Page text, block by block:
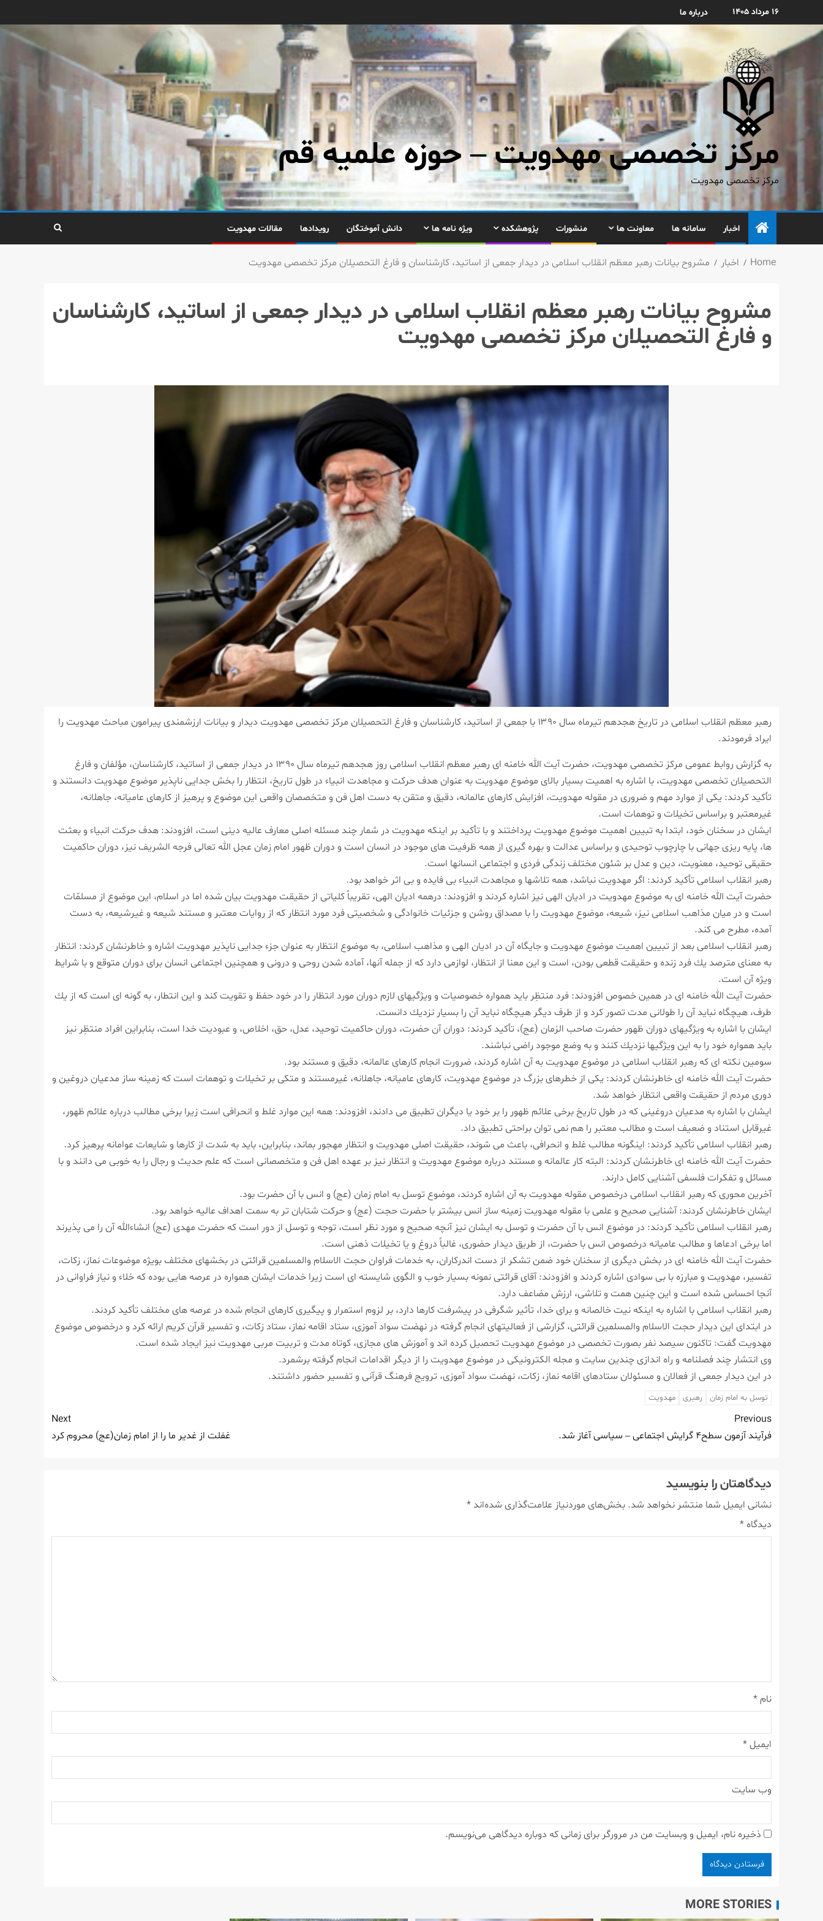
۱۶ مرداد ۱۴۰۵ درباره ما
مرکز تخصصی مهدویت – حوزه علمیه قم
مرکز تخصصی مهدویت
اخبار سامانه ها معاونت ها منشورات پژوهشکده ویژه نامه ها دانش آموختگان رویدادها مقالات مهدویت
Home اخبار مشروح بیانات رهبر معظم انقلاب اسلامی در دیدار جمعی از اساتید، كارشناسان و فارغ التحصیلان مركز تخصصی مهدویت
مشروح بیانات رهبر معظم انقلاب اسلامی در دیدار جمعی از اساتید، كارشناسان
و فارغ التحصیلان مركز تخصصی مهدویت
رهبر معظم انقلاب اسلامی در تاریخ هجدهم تیرماه سال ۱۳۹۰ با جمعی از اساتید، كارشناسان و فارغ التحصیلان مركز تخصصی مهدویت دیدار و بیانات ارزشمندی پیرامون مباحث مهدویت را
ایراد فرمودند.
به گزارش روابط عمومی مركز تخصصی مهدویت، حضرت آیت الله خامنه ای رهبر معظم انقلاب اسلامی روز هجدهم تیرماه سال ۱۳۹۰ در دیدار جمعی از اساتید، كارشناسان، مؤلفان و فارغ
التحصیلان تخصصی مهدویت، با اشاره به اهمیت بسیار بالای موضوع مهدویت به عنوان هدف حركت و مجاهدت انبیاء در طول تاریخ، انتظار را بخش جدایی ناپذیر موضوع مهدویت دانستند و
تأكید كردند: یكی از موارد مهم و ضروری در مقوله مهدویت، افزایش كارهای عالمانه، دقیق و متقن به دست اهل فن و متخصصان واقعی این موضوع و پرهیز از كارهای عامیانه، جاهلانه،
غیرمعتبر و براساس تخیلات و توهمات است.
ایشان در سخنان خود، ابتدا به تبیین اهمیت موضوع مهدویت پرداختند و با تأكید بر اینكه مهدویت در شمار چند مسئله اصلی معارف عالیه دینی است، افزودند: هدف حركت انبیاء و بعثت
ها، پایه ریزی جهانی با چارچوب توحیدی و براساس عدالت و بهره گیری از همه ظرفیت های موجود در انسان است و دوران ظهور امام زمان عجل الله تعالی فرجه الشریف نیز، دوران حاكمیت
حقیقی توحید، معنویت، دین و عدل بر شئون مختلف زندگی فردی و اجتماعی انسانها است.
رهبر انقلاب اسلامی تأكید كردند: اگر مهدویت نباشد، همه تلاشها و مجاهدت انبیاء بی فایده و بی اثر خواهد بود.
حضرت آیت الله خامنه ای به موضوع مهدویت در ادیان الهی نیز اشاره كردند و افزودند: درهمه ادیان الهی، تقریباً كلیاتی از حقیقت مهدویت بیان شده اما در اسلام، این موضوع از مسلمّات
است و در میان مذاهب اسلامی نیز، شیعه، موضوع مهدویت را با مصداق روشن و جزئیات خانوادگی و شخصیتی فرد مورد انتظار كه از روایات معتبر و مستند شیعه و غیرشیعه، به دست
آمده، مطرح می كند.
رهبر انقلاب اسلامی بعد از تبیین اهمیت موضوع مهدویت و جایگاه آن در ادیان الهی و مذاهب اسلامی، به موضوع انتظار به عنوان جزء جدایی ناپذیر مهدویت اشاره و خاطرنشان كردند: انتظار
به معنای مترصد یك فرد زنده و حقیقت قطعی بودن، است و این معنا از انتظار، لوازمی دارد كه از جمله آنها، آماده شدن روحی و درونی و همچنین اجتماعی انسان برای دوران متوقع و با شرایط
ویژه آن است.
حضرت آیت الله خامنه ای در همین خصوص افزودند: فرد منتظِر باید همواره خصوصیات و ویژگیهای لازم دوران مورد انتظار را در خود حفظ و تقویت كند و این انتطار، به گونه ای است كه از یك
طرف، هیچگاه نباید آن را طولانی مدت تصور كرد و از طرف دیگر هیچگاه نباید آن را بسیار نزدیك دانست.
ایشان با اشاره به ویژگیهای دوران ظهور حضرت صاحب الزمان (عج)، تأكید كردند: دوران آن حضرت، دوران حاكمیت توحید، عدل، حق، اخلاص، و عبودیت خدا است، بنابراین افراد منتظِر نیز
باید همواره خود را به این ویژگیها نزدیك كنند و به وضع موجود راضی نباشند.
سومین نكته ای كه رهبر انقلاب اسلامی در موضوع مهدویت به آن اشاره كردند، ضرورت انجام كارهای عالمانه، دقیق و مستند بود.
حضرت آیت الله خامنه ای خاطرنشان كردند: یكی از خطرهای بزرگ در موضوع مهدویت، كارهای عامیانه، جاهلانه، غیرمستند و متكی بر تخیلات و توهمات است كه زمینه ساز مدعیان دروغین و
دوری مردم از حقیقت واقعی انتظار خواهد شد.
ایشان با اشاره به مدعیان دروغینی كه در طول تاریخ برخی علائم ظهور را بر خود یا دیگران تطبیق می دادند، افزودند: همه این موارد غلط و انحرافی است زیرا برخی مطالب درباره علائم ظهور،
غیرقابل استناد و ضعیف است و مطالب معتبر را هم نمی توان براحتی تطبیق داد.
رهبر انقلاب اسلامی تأكید كردند: اینگونه مطالب غلط و انحرافی، باعث می شوند، حقیقت اصلی مهدویت و انتظار مهجور بماند، بنابراین، باید به شدت از كارها و شایعات عوامانه پرهیز كرد.
حضرت آیت الله خامنه ای خاطرنشان كردند: البته كار عالمانه و مستند درباره موضوع مهدویت و انتظار نیز بر عهده اهل فن و متخصصانی است كه علم حدیث و رجال را به خوبی می دانند و با
مسائل و تفكرات فلسفی آشنایی كامل دارند.
آخرین محوری كه رهبر انقلاب اسلامی درخصوص مقوله مهدویت به آن اشاره كردند، موضوع توسل به امام زمان (عج) و انس با آن حضرت بود.
ایشان خاطرنشان كردند: آشنایی صحیح و علمی با مقوله مهدویت زمینه ساز انس بیشتر با حضرت حجت (عج) و حركت شتابان تر به سمت اهداف عالیه خواهد بود.
رهبر انقلاب اسلامی تأكید كردند: در موضوع انس با آن حضرت و توسل به ایشان نیز آنچه صحیح و مورد نظر است، توجه و توسل از دور است كه حضرت مهدی (عج) انشاءالله آن را می پذیرند
اما برخی ادعاها و مطالب عامیانه درخصوص انس با حضرت، از طریق دیدار حضوری، غالباً دروغ و یا تخیلات ذهنی است.
حضرت آیت الله خامنه ای در بخش دیگری از سخنان خود ضمن تشكر از دست اندركاران، به خدمات فراوان حجت الاسلام والمسلمین قرائتی در بخشهای مختلف بویژه موضوعات نماز، زكات،
تفسیر، مهدویت و مبارزه با بی سوادی اشاره كردند و افزودند: آقای قرائتی نمونه بسیار خوب و الگوی شایسته ای است زیرا خدمات ایشان همواره در عرصه هایی بوده كه خلاء و نیاز فراوانی در
آنجا احساس شده است و این چنین همت و تلاشی، ارزش مضاعف دارد.
رهبر انقلاب اسلامی با اشاره به اینكه نیت خالصانه و برای خدا، تأثیر شگرفی در پیشرفت كارها دارد، بر لزوم استمرار و پیگیری كارهای انجام شده در عرصه های مختلف تأكید كردند.
در ابتدای این دیدار حجت الاسلام والمسلمین قرائتی، گزارشی از فعالیتهای انجام گرفته در نهضت سواد آموزی، ستاد اقامه نماز، ستاد زكات، و تفسیر قرآن كریم ارائه كرد و درخصوص موضوع
مهدویت گفت: تاكنون سیصد نفر بصورت تخصصی در موضوع مهدویت تحصیل كرده اند و آموزش های مجازی، كوتاه مدت و تربیت مربی مهدویت نیز ایجاد شده است.
وی انتشار چند فصلنامه و راه اندازی چندین سایت و مجله الكترونیكی در موضوع مهدویت را از دیگر اقدامات انجام گرفته برشمرد.
در این دیدار جمعی از فعالان و مسئولان ستادهای اقامه نماز، زكات، نهضت سواد آموزی، ترویج فرهنگ قرآنی و تفسیر حضور داشتند.
توسل به امام زمان رهبری مهدویت
Previous
فرآیند آزمون سطح۴ گرایش اجتماعی – سیاسی آغاز شد.
Next
غفلت از غدیر ما را از امام زمان(عج) محروم كرد
دیدگاهتان را بنویسید
نشانی ایمیل شما منتشر نخواهد شد. بخش‌های موردنیاز علامت‌گذاری شده‌اند *
دیدگاه *
نام *
ایمیل *
وب‌ سایت
ذخیره نام، ایمیل و وبسایت من در مرورگر برای زمانی که دوباره دیدگاهی می‌نویسم.
MORE STORIES